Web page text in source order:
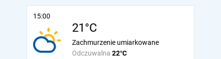
15:00
21°C
Odczuwalna 22°C
Zachmurzenie umiarkowane